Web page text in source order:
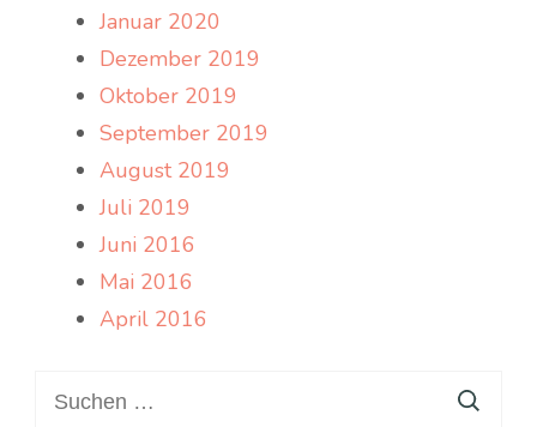
Januar 2020
Dezember 2019
Oktober 2019
September 2019
August 2019
Juli 2019
Juni 2016
Mai 2016
April 2016
nach: